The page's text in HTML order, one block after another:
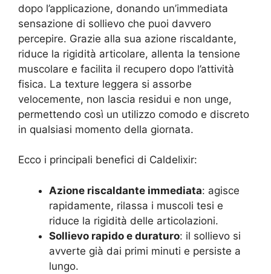
dopo l’applicazione, donando un’immediata
sensazione di sollievo che puoi davvero
percepire. Grazie alla sua azione riscaldante,
riduce la rigidità articolare, allenta la tensione
muscolare e facilita il recupero dopo l’attività
fisica. La texture leggera si assorbe
velocemente, non lascia residui e non unge,
permettendo così un utilizzo comodo e discreto
in qualsiasi momento della giornata.
Ecco i principali benefici di Caldelixir:
Azione riscaldante immediata: agisce
rapidamente, rilassa i muscoli tesi e
riduce la rigidità delle articolazioni.
Sollievo rapido e duraturo: il sollievo si
avverte già dai primi minuti e persiste a
lungo.